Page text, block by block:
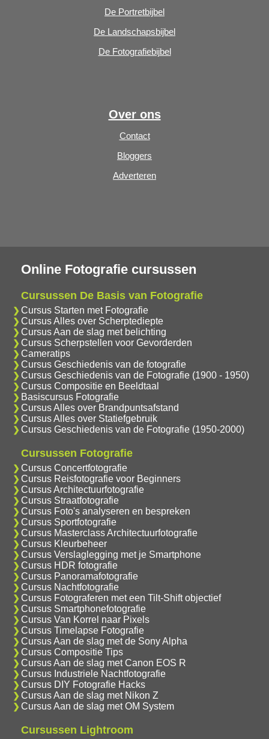
De Portretbijbel
De Landschapsbijbel
De Fotografiebijbel
Over ons
Contact
Bloggers
Adverteren
Online Fotografie cursussen
Cursussen De Basis van Fotografie
Cursus Starten met Fotografie
Cursus Alles over Scherptediepte
Cursus Aan de slag met belichting
Cursus Scherpstellen voor Gevorderden
Cameratips
Cursus Geschiedenis van de fotografie
Cursus Geschiedenis van de Fotografie (1900 - 1950)
Cursus Compositie en Beeldtaal
Basiscursus Fotografie
Cursus Alles over Brandpuntsafstand
Cursus Alles over Statiefgebruik
Cursus Geschiedenis van de Fotografie (1950-2000)
Cursussen Fotografie
Cursus Concertfotografie
Cursus Reisfotografie voor Beginners
Cursus Architectuurfotografie
Cursus Straatfotografie
Cursus Foto's analyseren en bespreken
Cursus Sportfotografie
Cursus Masterclass Architectuurfotografie
Cursus Kleurbeheer
Cursus Verslaglegging met je Smartphone
Cursus HDR fotografie
Cursus Panoramafotografie
Cursus Nachtfotografie
Cursus Fotograferen met een Tilt-Shift objectief
Cursus Smartphonefotografie
Cursus Van Korrel naar Pixels
Cursus Timelapse Fotografie
Cursus Aan de slag met de Sony Alpha
Cursus Compositie Tips
Cursus Aan de slag met Canon EOS R
Cursus Industriele Nachtfotografie
Cursus DIY Fotografie Hacks
Cursus Aan de slag met Nikon Z
Cursus Aan de slag met OM System
Cursussen Lightroom